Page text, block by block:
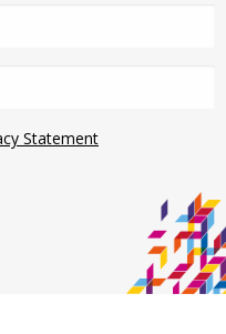
Statement